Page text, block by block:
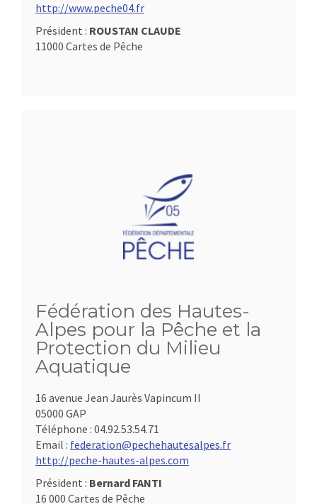
http://www.peche04.fr
Président : ROUSTAN CLAUDE
11000 Cartes de Pêche
Fédération des Hautes-
Alpes pour la Pêche et la
Protection du Milieu
Aquatique
16 avenue Jean Jaurès Vapincum II
05000 GAP
Téléphone : 04.92.53.54.71
Email : federation@pechehautesalpes.fr
http://peche-hautes-alpes.com
Président : Bernard FANTI
16 000 Cartes de Pêche